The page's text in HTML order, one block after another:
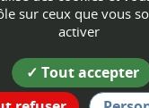
de la mairie
38470 Chantesse
tél : 04 76 64 73 94
sur ceux que vous
activer
Tout accepter